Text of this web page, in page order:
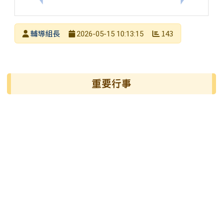
發布者
輔導組長
2026-05-15 10:13:15 143
左邊區域內容 重要行事